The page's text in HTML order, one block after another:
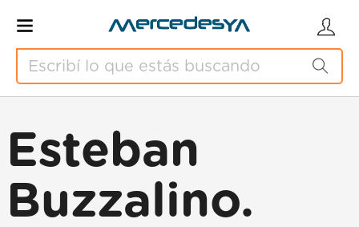
Esteban
Buzzalino.